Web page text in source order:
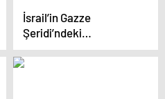
İsrail’in Gazze
Şeridi’ndeki
saldırılarında 16
Filistinli öldü